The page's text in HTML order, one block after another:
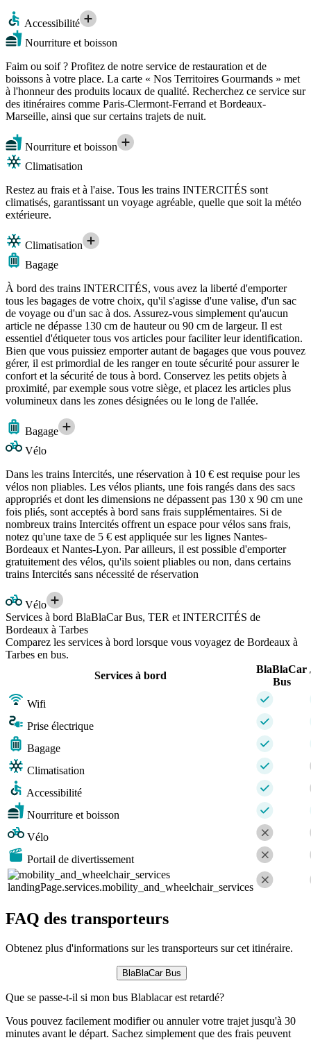
Accessibilité
Nourriture et boisson
Faim ou soif ? Profitez de notre service de restauration et de
boissons à votre place. La carte « Nos Territoires Gourmands » met
à l'honneur des produits locaux de qualité. Recherchez ce service sur
des itinéraires comme Paris-Clermont-Ferrand et Bordeaux-
Marseille, ainsi que sur certains trajets de nuit.
Nourriture et boisson
Climatisation
Restez au frais et à l'aise. Tous les trains INTERCITÉS sont
climatisés, garantissant un voyage agréable, quelle que soit la météo
extérieure.
Climatisation
Bagage
À bord des trains INTERCITÉS, vous avez la liberté d'emporter
tous les bagages de votre choix, qu'il s'agisse d'une valise, d'un sac
de voyage ou d'un sac à dos. Assurez-vous simplement qu'aucun
article ne dépasse 130 cm de hauteur ou 90 cm de largeur. Il est
essentiel d'étiqueter tous vos articles pour faciliter leur identification.
Bien que vous puissiez emporter autant de bagages que vous pouvez
gérer, il est primordial de les ranger en toute sécurité pour assurer le
confort et la sécurité de tous à bord. Conservez les petits objets à
proximité, par exemple sous votre siège, et placez les articles plus
volumineux dans les zones désignées ou le long de l'allée.
Bagage
Vélo
Dans les trains Intercités, une réservation à 10 € est requise pour les
vélos non pliables. Les vélos pliants, une fois rangés dans des sacs
appropriés et dont les dimensions ne dépassent pas 130 x 90 cm une
fois pliés, sont acceptés à bord sans frais supplémentaires. Si de
nombreux trains Intercités offrent un espace pour vélos sans frais,
notez qu'une taxe de 5 € est appliquée sur les lignes Nantes-
Bordeaux et Nantes-Lyon. Par ailleurs, il est possible d'emporter
gratuitement des vélos, qu'ils soient pliables ou non, dans certains
trains Intercités sans nécessité de réservation
Vélo
Services à bord BlaBlaCar Bus, TER et INTERCITÉS de
Bordeaux à Tarbes
Comparez les services à bord lorsque vous voyagez de Bordeaux à
Tarbes en bus.
Services à bord
BlaBlaCar
Bus
Wifi
Prise électrique
Bagage
Climatisation
Accessibilité
Nourriture et boisson
Vélo
Portail de divertissement
landingPage.services.mobility_and_wheelchair_services
FAQ des transporteurs
Obtenez plus d'informations sur les transporteurs sur cet itinéraire.
BlaBlaCar Bus
Que se passe-t-il si mon bus Blablacar est retardé?
Vous pouvez facilement modifier ou annuler votre trajet jusqu'à 30
minutes avant le départ. Sachez simplement que des frais peuvent